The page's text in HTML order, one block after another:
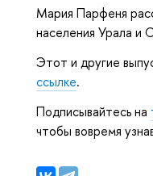
Мария Парфеня
населения Урала и
Этот и другие
ссылке.
Подписывайтесь на
чтобы вовремя